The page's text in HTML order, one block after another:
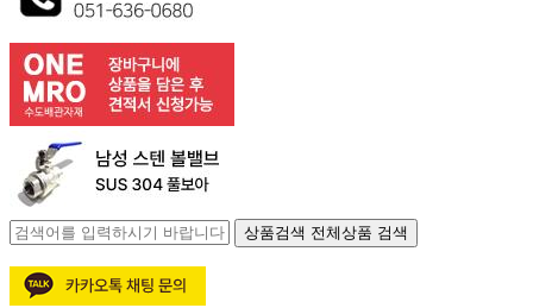
상품검색 전체상품 검색